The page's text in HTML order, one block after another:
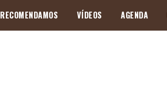
RECOMENDAMOS VÍDEOS AGENDA